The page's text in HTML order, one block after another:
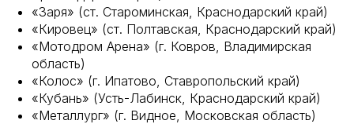
«Заря» (ст. Староминская, Краснодарский край)
«Кировец» (ст. Полтавская, Краснодарский край)
«Мотодром Арена» (г. Ковров, Владимирская
область)
«Колос» (г. Ипатово, Ставропольский край)
«Кубань» (Усть-Лабинск, Краснодарский край)
«Металлург» (г. Видное, Московская область)